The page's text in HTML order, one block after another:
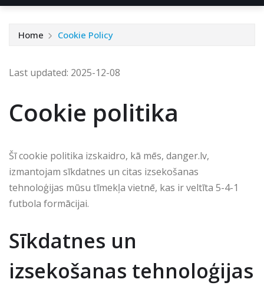
Home Cookie Policy
Last updated: 2025-12-08
Cookie politika
Šī cookie politika izskaidro, kā mēs, danger.lv,
izmantojam sīkdatnes un citas izsekošanas
tehnoloģijas mūsu tīmekļa vietnē, kas ir veltīta 5-4-1
futbola formācijai.
Sīkdatnes un
izsekošanas tehnoloģijas